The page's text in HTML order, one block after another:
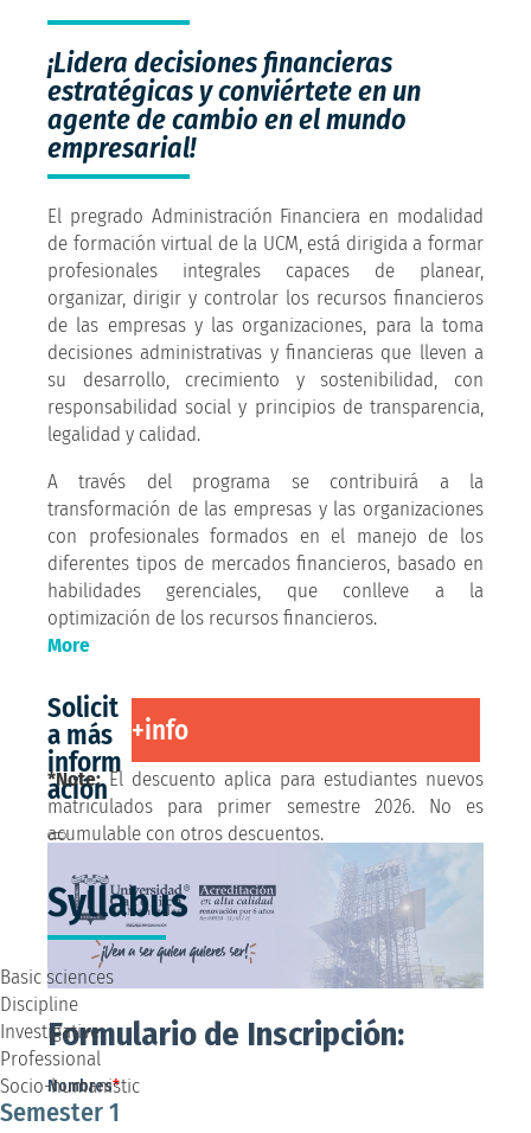
¡Lidera decisiones financieras
estratégicas y conviértete en un
agente de cambio en el mundo
empresarial!
El pregrado Administración Financiera en modalidad
de formación virtual de la UCM, está dirigida a formar
profesionales integrales capaces de planear,
organizar, dirigir y controlar los recursos financieros
de las empresas y las organizaciones, para la toma
decisiones administrativas y financieras que lleven a
su desarrollo, crecimiento y sostenibilidad,
con
responsabilidad social y principios de transparencia,
legalidad y calidad.
A través del programa se contribuirá a la
transformación de las empresas y las organizaciones
con profesionales formados en el manejo de los
diferentes tipos de mercados financieros, basado en
habilidades gerenciales, que conlleve a la
optimización de los recursos financieros.
More
+info
Solicit
a más
inform
ación
*Note:El descuento aplica para estudiantes nuevos
matriculados para primer semestre 2026. No es
acumulable con otros descuentos.
Syllabus
Basic sciences
Discipline
Investigative
Professional
Socio-humanistic
Semester 1